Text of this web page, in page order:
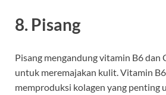
8. Pisang
Pisang mengandung vitamin B6 dan
untuk meremajakan kulit. Vitamin
memproduksi kolagen yang penting